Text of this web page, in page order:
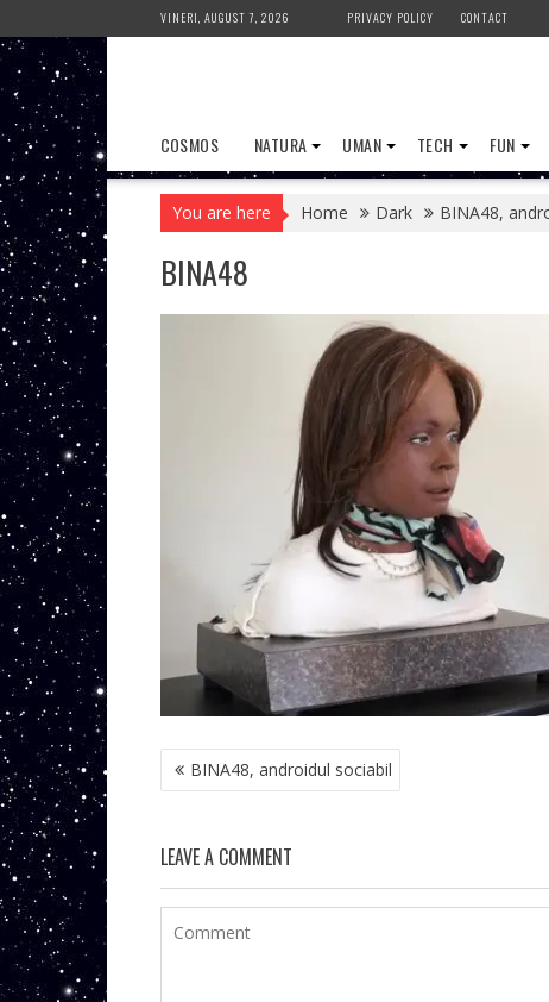
to
content
VINERI, AUGUST 7, 2026 PRIVACY POLICY CONTACT
COSMOS NATURA UMAN TECH FUN
You are here Home Dark BINA48,
BINA48
NAVIGARE
ÎN BINA48, androidul sociabil
LEAVE A COMMENT